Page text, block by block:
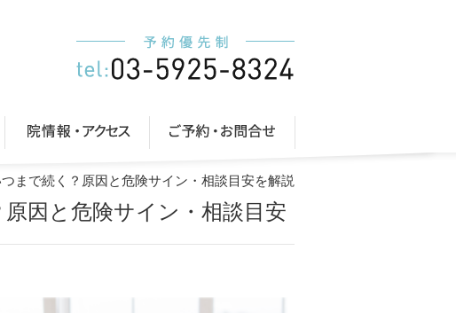
まで続く？原因と危険サイン・相談目安を解説
因と危険サイン・相談目安